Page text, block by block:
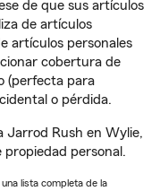
de que sus artículos
de artículos
artículos personales
cobertura de
(perfecta para
o pérdida.
Jarrod Rush en Wylie,
propiedad personal.
lista completa de la